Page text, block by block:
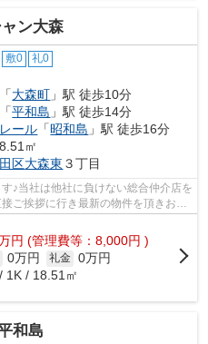
ン大森
敷0 礼0
「大森町 」駅 徒歩10分
「平和島 」駅 徒歩14分
ール 「昭和島 」駅 徒歩16分
㎡
区大森東 ３丁目
♪当社は他社に負けない総合仲介店を
ご挨拶に行き最新の物件を頂きお客
円 (管理費等：8,000円 )
0万円 礼金 0万円
1K / 18.51㎡
和島